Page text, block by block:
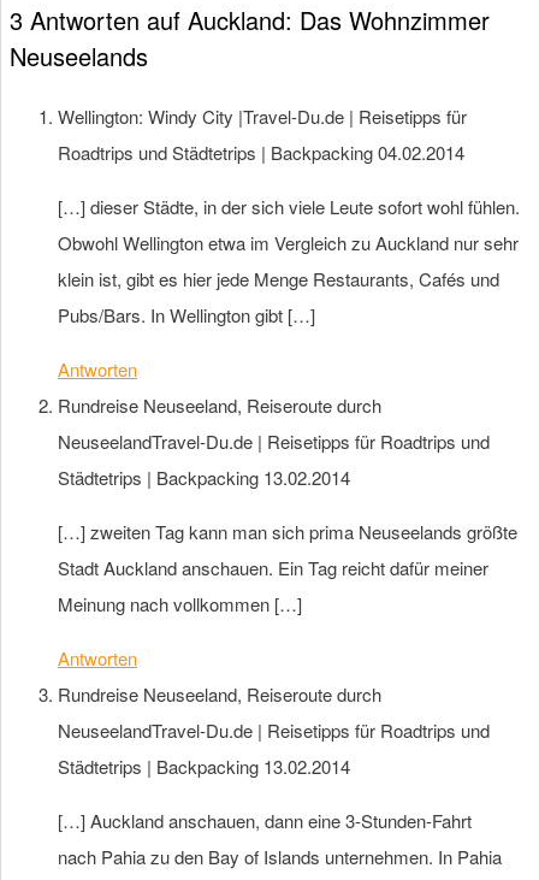
3 Antworten auf Auckland: Das Wohnzimmer
Neuseelands
Wellington: Windy City |Travel-Du.de | Reisetipps für
Roadtrips und Städtetrips | Backpacking04.02.2014
[…] dieser Städte, in der sich viele Leute sofort wohl fühlen.
Obwohl Wellington etwa im Vergleich zu Auckland nur sehr
klein ist, gibt es hier jede Menge Restaurants, Cafés und
Pubs/Bars. In Wellington gibt […]
Antworten
Rundreise Neuseeland, Reiseroute durch
NeuseelandTravel-Du.de | Reisetipps für Roadtrips und
Städtetrips | Backpacking 13.02.2014
[…] zweiten Tag kann man sich prima Neuseelands größte
Stadt Auckland anschauen. Ein Tag reicht dafür meiner
Meinung nach vollkommen […]
Antworten
Rundreise Neuseeland, Reiseroute durch
NeuseelandTravel-Du.de | Reisetipps für Roadtrips und
Städtetrips | Backpacking 13.02.2014
[…] Auckland anschauen, dann eine 3-Stunden-Fahrt
nach Pahia zu den Bay of Islands unternehmen. In Pahia